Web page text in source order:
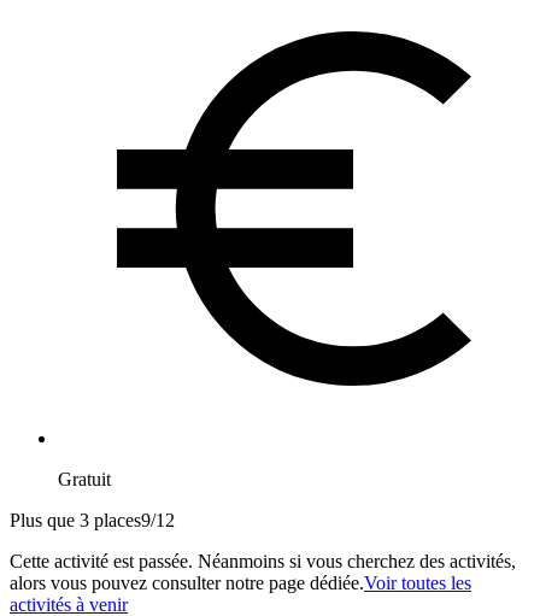
Gratuit
Plus que 3 places9/12
Cette activité est passée. Néanmoins si vous cherchez des activités,
alors vous pouvez consulter notre page dédiée.Voir toutes les
activités à venir